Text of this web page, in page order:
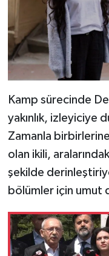
Kamp sürecinde
yakınlık, izleyiciye
Zamanla
olan ikili,
şekilde
bölümler için umut